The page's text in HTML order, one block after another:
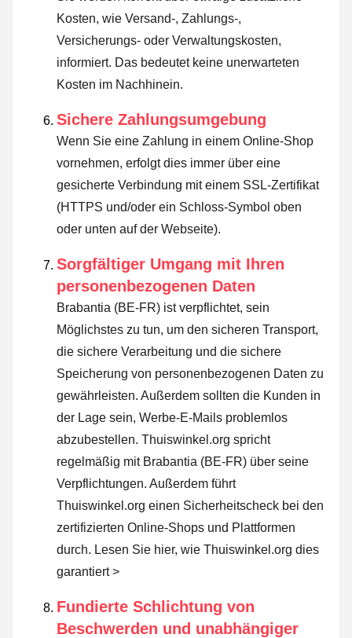
Kosten, wie Versand-, Zahlungs-,
Versicherungs- oder Verwaltungskosten,
informiert. Das bedeutet keine unerwarteten
Kosten im Nachhinein.
Sichere Zahlungsumgebung
Wenn Sie eine Zahlung in einem Online-Shop
vornehmen, erfolgt dies immer über eine
gesicherte Verbindung mit einem SSL-Zertifikat
(HTTPS und/oder ein Schloss-Symbol oben
oder unten auf der Webseite).
Sorgfältiger Umgang mit Ihren
personenbezogenen Daten
Brabantia (BE-FR) ist verpflichtet, sein
Möglichstes zu tun, um den sicheren Transport,
die sichere Verarbeitung und die sichere
Speicherung von personenbezogenen Daten zu
gewährleisten. Außerdem sollten die Kunden in
der Lage sein, Werbe-E-Mails problemlos
abzubestellen. Thuiswinkel.org spricht
regelmäßig mit Brabantia (BE-FR) über seine
Verpflichtungen. Außerdem führt
Thuiswinkel.org einen Sicherheitscheck bei den
zertifizierten Online-Shops und Plattformen
durch. Lesen Sie hier, wie Thuiswinkel.org dies
garantiert >
Fundierte Schlichtung von
Beschwerden und unabhängiger